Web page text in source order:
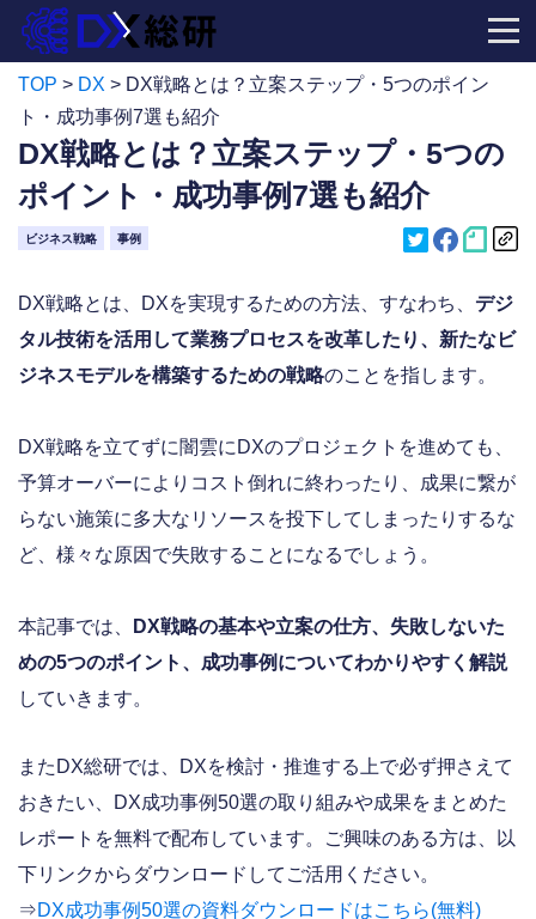
TOP > DX > DX戦略とは？立案ステップ・5つのポイン
ト・成功事例7選も紹介
DX戦略とは？立案ステップ・5つの
ポイント・成功事例7選も紹介
ビジネス戦略 事例
DX戦略とは、DXを実現するための方法、すなわち、 デジ
タル技術を活用して業務プロセスを改革したり、新たなビ
ジネスモデルを構築するための戦略のことを指します。
DX戦略を立てずに闇雲にDXのプロジェクトを進めても、
予算オーバーによりコスト倒れに終わったり、成果に繋が
らない施策に多大なリソースを投下してしまったりするな
ど、様々な原因で失敗することになるでしょう。
本記事では、
DX戦略の基本や立案の仕方、失敗しないた
めの5つのポイント、成功事例についてわかりやすく解説
していきます。
またDX総研では、DXを検討・推進する上で必ず押さえて
おきたい、DX成功事例50選の取り組みや成果をまとめた
レポートを無料で配布しています。ご興味のある方は、以
下リンクからダウンロードしてご活用ください。
⇒DX成功事例50選の資料ダウンロードはこちら(無料)